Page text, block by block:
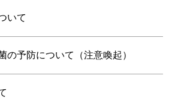
いて
の予防について（注意喚起）